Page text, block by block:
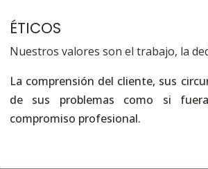
ÉTICOS
Nuestros valores son el trabajo, la
La comprensión del cliente, sus
de sus problemas como si
compromiso profesional.